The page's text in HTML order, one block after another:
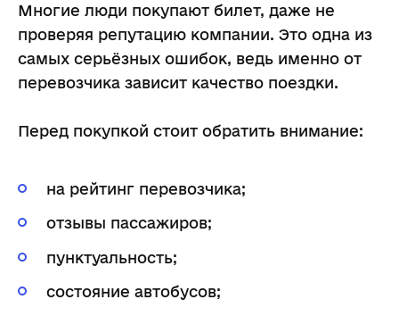
Многие люди покупают билет, даже не
проверяя репутацию компании. Это одна из
самых серьёзных ошибок, ведь именно от
перевозчика зависит качество поездки.
Перед покупкой стоит обратить внимание:
на рейтинг перевозчика;
отзывы пассажиров;
пунктуальность;
состояние автобусов;